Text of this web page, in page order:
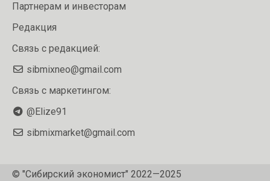
Партнерам и инвесторам
Редакция
Связь с редакцией:
sibmixneo@gmail.com
Связь с маркетингом:
@Elize91
sibmixmarket@gmail.com
© "Сибирский экономист" 2022—2025